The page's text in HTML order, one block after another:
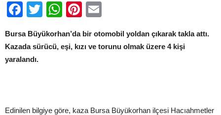
için Facebook
TwitterWhatsApp
Pinterest
Bursa Büyükorhan’da bir otomobil yoldan çıkarak takla attı.
Kazada sürücü, eşi, kızı ve torunu olmak üzere 4 kişi
yaralandı.
Edinilen bilgiye göre, kaza Bursa Büyükorhan ilçesi Hacıahmetler